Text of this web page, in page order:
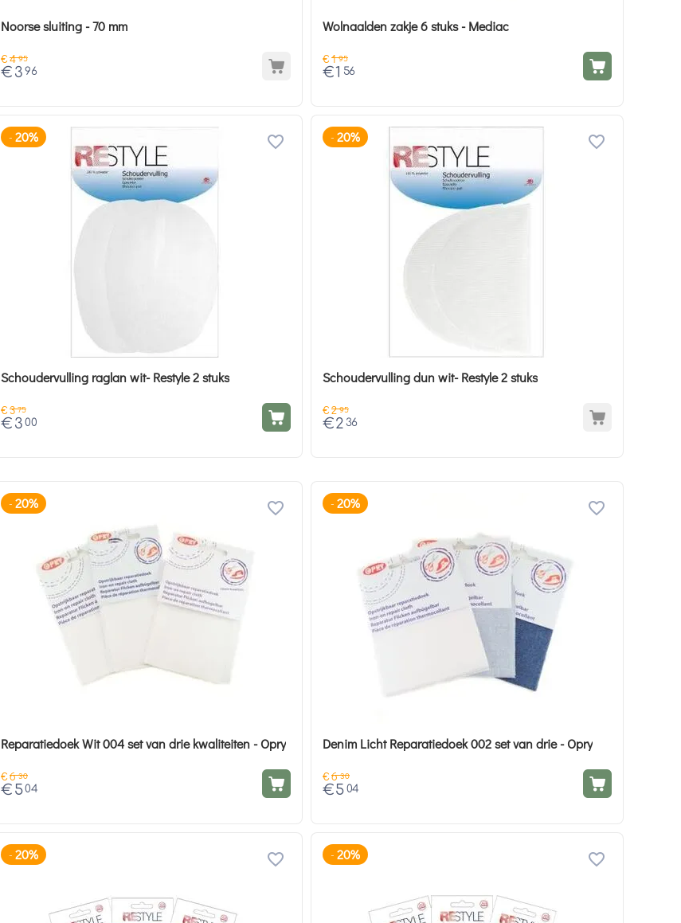
Noorse sluiting - 70 mm
€4 95
€ 3 96
Wolnaalden zakje 6 stuks - Mediac
€1 95
€1 56
- 20%
Schoudervulling raglan wit- Restyle 2 stuks
€3 75
€ 3 00
- 20%
Schoudervulling dun wit- Restyle 2 stuks
€2 95
€2 36
- 20%
Reparatiedoek Wit 004 set van drie kwaliteiten - Opry
€6 30
€ 5 04
- 20%
Denim Licht Reparatiedoek 002 set van drie - Opry
€6 30
€5 04
- 20% - 20%